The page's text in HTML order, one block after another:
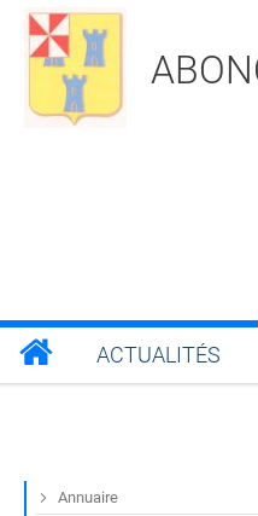
ACTUALITÉS
Annuaire